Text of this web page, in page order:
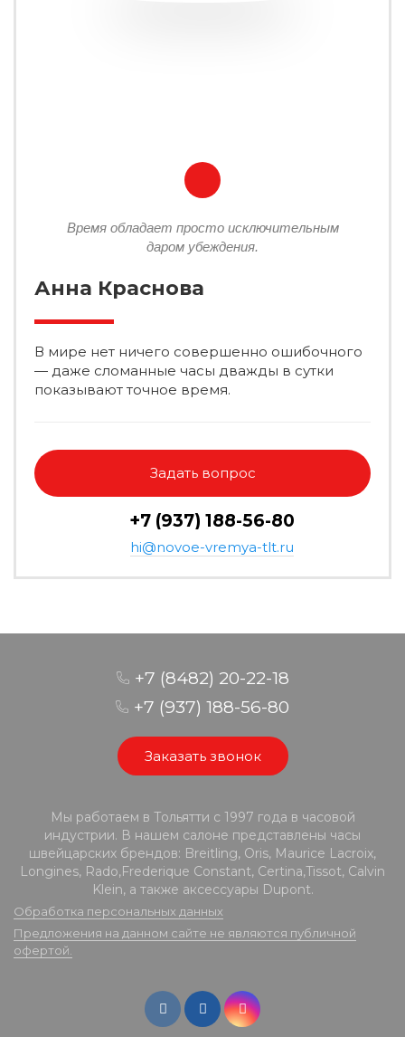
Время обладает просто исключительным
даром убеждения.
Анна Краснова
В мире нет ничего совершенно ошибочного
— даже сломанные часы дважды в сутки
показывают точное время.
Задать вопрос
+7 (937) 188-56-80
hi@novoe-vremya-tlt.ru
+7 (8482) 20-22-18
+7 (937) 188-56-80
Заказать звонок
Мы работаем в Тольятти с 1997 года в часовой
индустрии. В нашем салоне представлены часы
швейцарских брендов: Breitling, Oris, Maurice Lacroix,
Longines, Rado,Frederique Constant, Certina,Tissot, Calvin
Klein, а также аксессуары Dupont.
Обработка персональных данных
Предложения на данном сайте не являются публичной
офертой.